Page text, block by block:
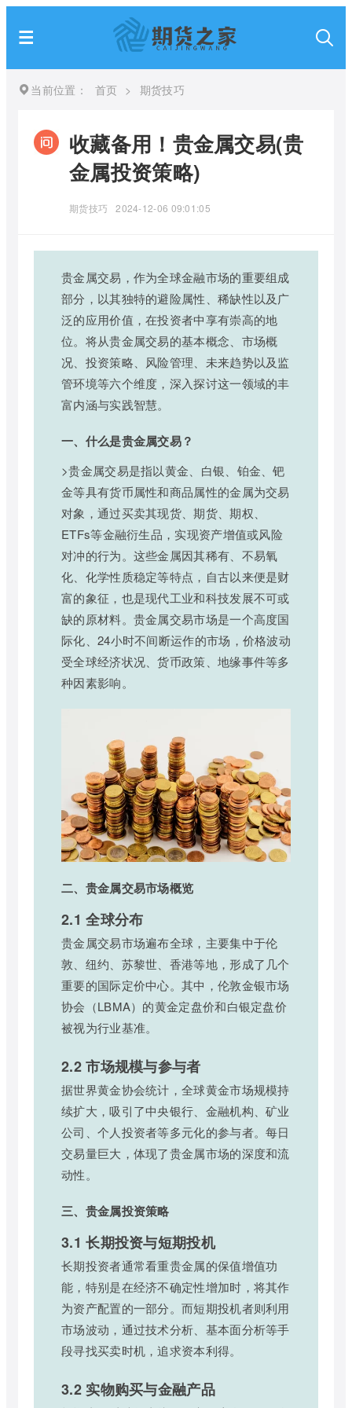
当前位置： 首页 > 期货技巧
收藏备用！贵金属交易(贵
金属投资策略)
期货技巧 2024-12-06 09:01:05
贵金属交易，作为全球金融市场的重要组成
部分，以其独特的避险属性、稀缺性以及广
泛的应用价值，在投资者中享有崇高的地
位。将从贵金属交易的基本概念、市场概
况、投资策略、风险管理、未来趋势以及监
管环境等六个维度，深入探讨这一领域的丰
富内涵与实践智慧。
一、什么是贵金属交易？
>贵金属交易是指以黄金、白银、铂金、钯
金等具有货币属性和商品属性的金属为交易
对象，通过买卖其现货、期货、期权、
ETFs等金融衍生品，实现资产增值或风险
对冲的行为。这些金属因其稀有、不易氧
化、化学性质稳定等特点，自古以来便是财
富的象征，也是现代工业和科技发展不可或
缺的原材料。贵金属交易市场是一个高度国
际化、24小时不间断运作的市场，价格波动
受全球经济状况、货币政策、地缘事件等多
种因素影响。
二、贵金属交易市场概览
2.1 全球分布
贵金属交易市场遍布全球，主要集中于伦
敦、纽约、苏黎世、香港等地，形成了几个
重要的国际定价中心。其中，伦敦金银市场
协会（LBMA）的黄金定盘价和白银定盘价
被视为行业基准。
2.2 市场规模与参与者
据世界黄金协会统计，全球黄金市场规模持
续扩大，吸引了中央银行、金融机构、矿业
公司、个人投资者等多元化的参与者。每日
交易量巨大，体现了贵金属市场的深度和流
动性。
三、贵金属投资策略
3.1 长期投资与短期投机
长期投资者通常看重贵金属的保值增值功
能，特别是在经济不确定性增加时，将其作
为资产配置的一部分。而短期投机者则利用
市场波动，通过技术分析、基本面分析等手
段寻找买卖时机，追求资本利得。
3.2 实物购买与金融产品